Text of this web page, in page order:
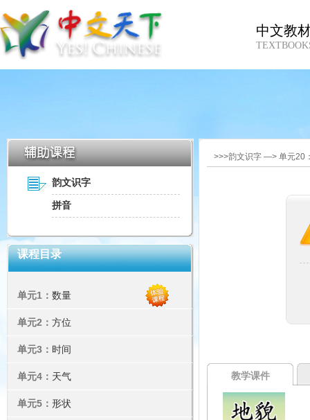
中文教
韵文识字
拼音
课程目录
单元1： 数量
单元2： 方位
单元3： 时间
单元4： 天气
单元5： 形状
>>>韵文识字 —> 单元20
教学课件